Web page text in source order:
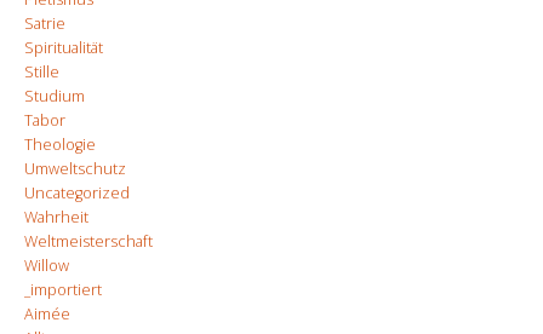
Satrie
Spiritualität
Stille
Studium
Tabor
Theologie
Umweltschutz
Uncategorized
Wahrheit
Weltmeisterschaft
Willow
_importiert
Aimée